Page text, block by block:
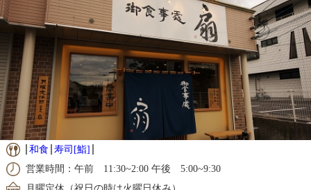
和食 寿司[鮨]
営業時間：午前 11:30~2:00 午後 5:00~9:30